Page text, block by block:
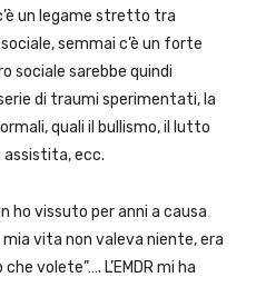
un legame stretto tra
semmai c’è un forte
sociale sarebbe quindi
di traumi sperimentati, la
quali il bullismo, il lutto
assistita, ecc.
ho vissuto per anni a causa
vita non valeva niente, era
volete”…. L’EMDR mi ha